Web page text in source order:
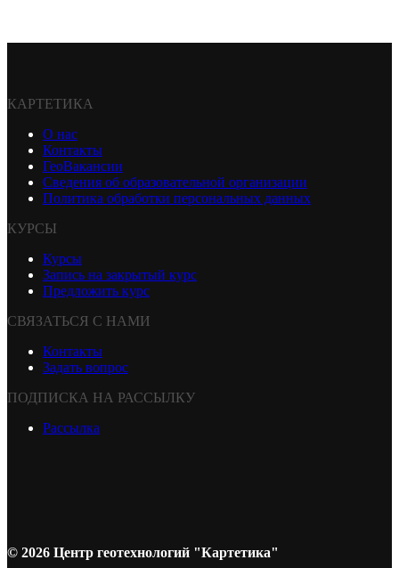
КАРТЕТИКА
О нас
Контакты
ГеоВакансии
Сведения об образовательной организации
Политика обработки персональных данных
КУРСЫ
Курсы
Запись на закрытый курс
Предложить курс
СВЯЗАТЬСЯ С НАМИ
Контакты
Задать вопрос
ПОДПИСКА НА РАССЫЛКУ
Рассылка
© 2026 Центр геотехнологий "Картетика"